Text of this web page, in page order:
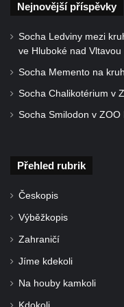
Sloup Nejsvětější
Sloup se sochou
Sloup archanděla
Sloup Panny Marie v
Nejnovější příspěvky
Socha Ledviny mezi
ve Hluboké nad Vltavou
Socha Memento na
Socha Chalikotérium v
Socha Smilodon v ZOO
Přehled rubrik
Českopis
Výběžkopis
Zahraničí
Jíme kdekoli
Na houby kamkoli